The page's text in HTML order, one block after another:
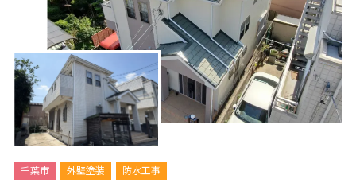
千葉市 外壁塗装 防水工事